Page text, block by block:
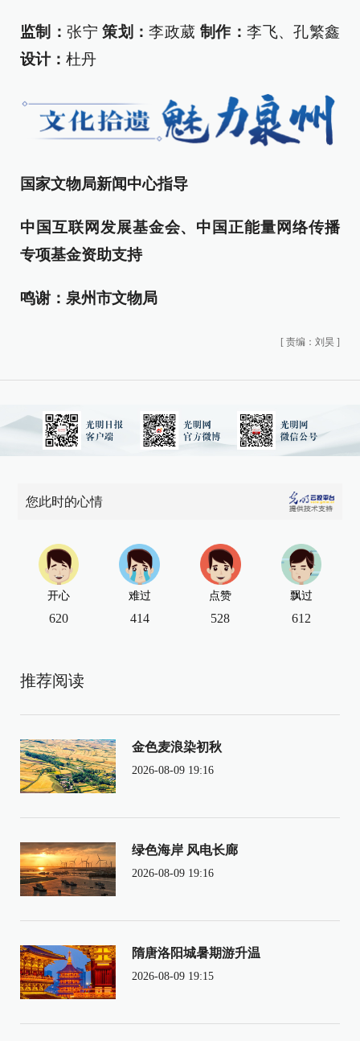
监制：张宁策划：李政葳 制作：李飞、孔繁鑫
设计： 杜丹
国家文物局新闻中心指导
中国互联网发展基金会、中国正能量网络传播
专项基金资助支持
鸣谢：泉州市文物局
[ 责编：刘昊 ]
您此时的心情
开心
620
难过
414
点赞
528
飘过
612
推荐阅读
金色麦浪染初秋
2026-08-09 19:16
绿色海岸 风电长廊
2026-08-09 19:16
隋唐洛阳城暑期游升温
2026-08-09 19:15